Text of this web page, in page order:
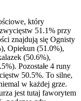
który
51.1% przy
znajdują się Ognisty
Opiekun (51.0%),
(50.6%),
Pozostałe 4 runy
50.5%. To silne,
w każdej grze.
jest tutaj faworytem